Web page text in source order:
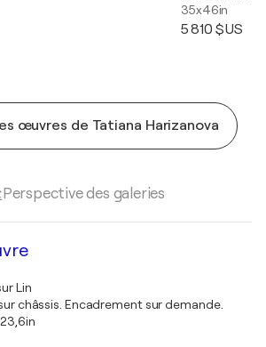
35x46in
5 810 $US
œuvres de Tatiana Harizanova
Perspective des galeries
Lin
châssis. Encadrement sur demande.